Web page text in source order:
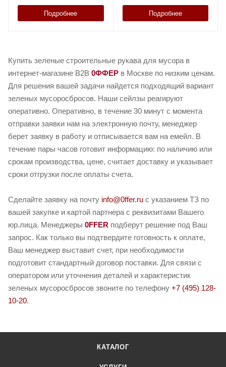
Подробнее Подробнее
Купить зеленые строительные рукава для мусора в
интернет-магазине B2B 0ФФЕР в Москве по низким ценам.
Для решения вашей задачи найдется подходящий вариант
зеленых мусоросбросов. Наши сейлзы реагируют
оперативно. Оперативно, в течение 30 минут с момента
отправки заявки нам на электронную почту, менеджер
берет заявку в работу и отписывается вам на емейл. В
течение пары часов готовит информацию: по наличию или
срокам производства, цене, считает доставку и указывает
сроки отгрузки после оплаты счета.
Сделайте заявку на почту info@0ffer.ru с указанием ТЗ по
вашей закупке и картой партнера с реквизитами Вашего
юр.лица. Менеджеры 0FFER подберут решение под Ваш
запрос. Как только вы подтвердите готовность к оплате,
Ваш менеджер выставит счет, при необходимости
подготовит стандартный договор поставки. Для связи с
оператором или уточнения деталей и характеристик
зеленых мусоросбросов звоните по телефону +7 (495) 128-
10-20.
КАТАЛОГ